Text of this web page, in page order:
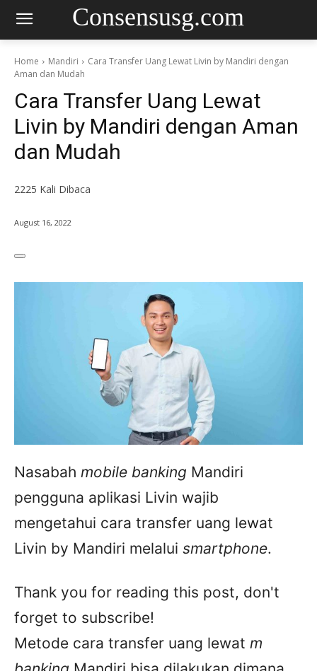
Consensusg.com
Home Mandiri
Cara Transfer Uang Lewat Livin by Mandiri dengan
Aman dan Mudah
Cara Transfer Uang Lewat
Livin by Mandiri dengan Aman
dan Mudah
2225 Kali Dibaca
August 16, 2022
Nasabah mobile banking Mandiri
pengguna aplikasi Livin wajib
mengetahui cara transfer uang lewat
Livin by Mandiri melalui smartphone.
Thank you for reading this post, don't
forget to subscribe!
Metode cara transfer uang lewat m